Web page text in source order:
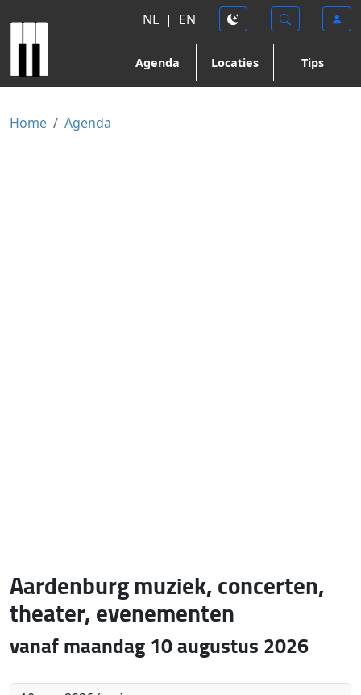
NL | EN
Agenda Locaties Tips
Home Agenda
Aardenburg muziek, concerten,
theater, evenementen
vanaf maandag 10 augustus 2026